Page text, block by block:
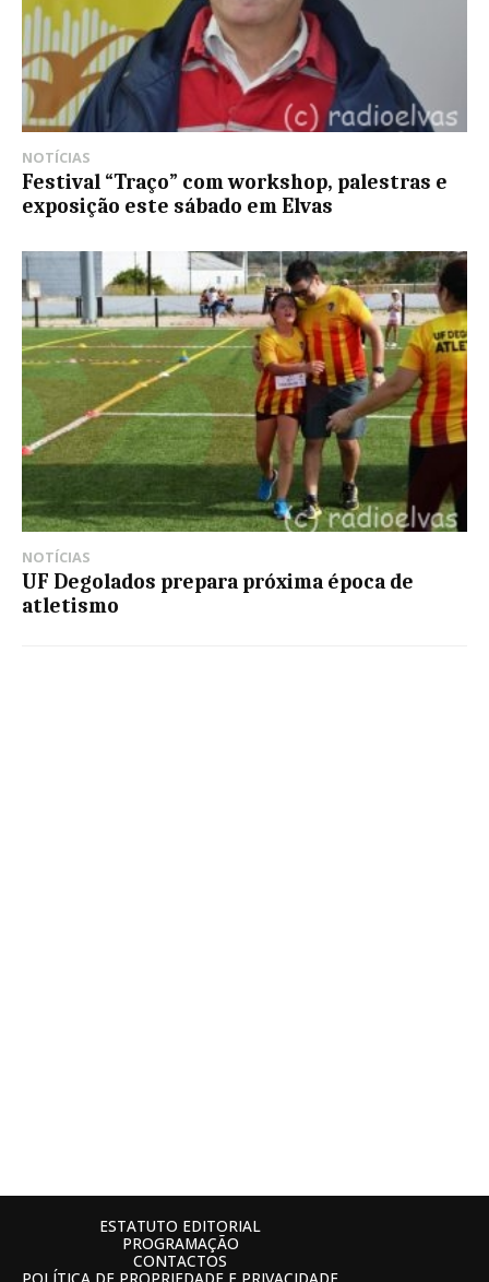
NOTÍCIAS
Festival “Traço” com workshop, palestras e
exposição este sábado em Elvas
NOTÍCIAS
UF Degolados prepara próxima época de
atletismo
ESTATUTO EDITORIAL
PROGRAMAÇÃO
CONTACTOS